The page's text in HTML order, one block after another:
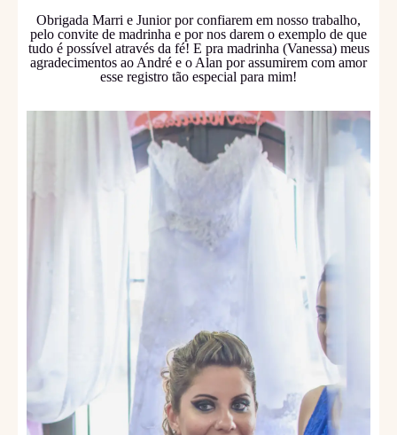
Obrigada Marri e Junior por confiarem em nosso trabalho,
pelo convite de madrinha e por nos darem o exemplo de que
tudo é possível através da fé! E pra madrinha (Vanessa) meus
agradecimentos ao André e o Alan por assumirem com amor
esse registro tão especial para mim!